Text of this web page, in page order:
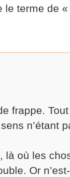
le terme de
frappe.
n’étant
là où les
Or